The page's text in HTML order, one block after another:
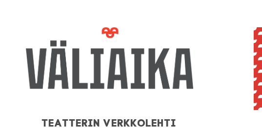
Teatterin verkkolehti